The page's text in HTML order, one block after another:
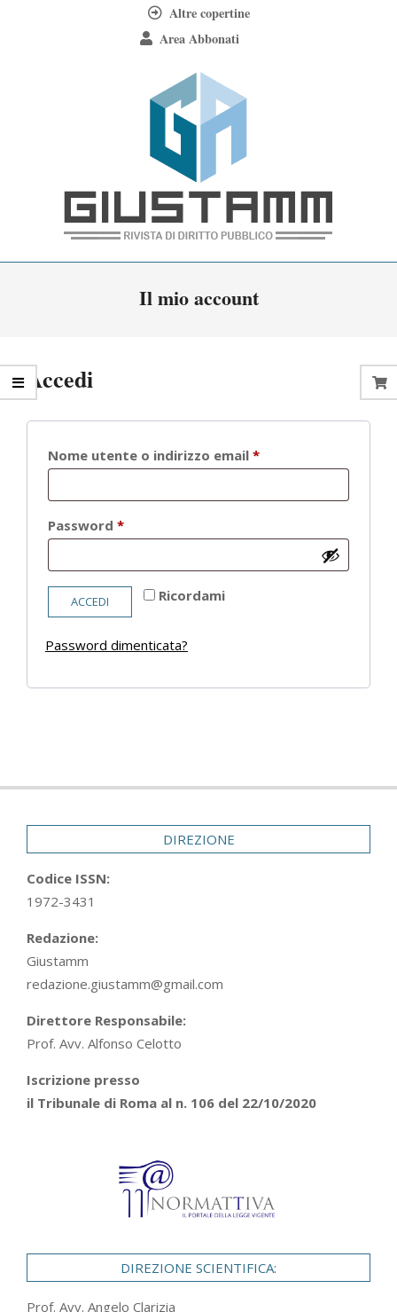
Altre copertine
Area Abbonati
Giustamm
Il mio account
Accedi
Nome utente o indirizzo email *Richiesto
Password *Richiesto
Ricordami
ACCEDI
Password dimenticata?
05-
DIREZIONE
Codice ISSN:
1972-3431
Redazione:
Giustamm
redazione.giustamm@gmail.com
Direttore Responsabile:
Prof. Avv. Alfonso Celotto
Iscrizione presso
il Tribunale di Roma al n. 106 del 22/10/2020
DIREZIONE SCIENTIFICA:
Prof. Avv. Angelo Clarizia